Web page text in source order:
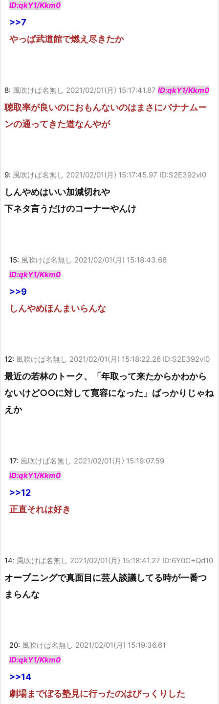
ID:qkY1/Kkm0
>>7
やっぱ武道館で燃え尽きたか
8: 風吹けば名無し 2021/02/01(月) 15:17:41.87 ID:qkY1/Kkm0
聴取率が良いのにおもんないのはまさにバナナムー
ンの通ってきた道なんやが
9: 風吹けば名無し 2021/02/01(月) 15:17:45.97 ID:S2E392vl0
しんやめはいい加減切れや
下ネタ言うだけのコーナーやんけ
15: 風吹けば名無し 2021/02/01(月) 15:18:43.68
ID:qkY1/Kkm0
>>9
しんやめほんまいらんな
12: 風吹けば名無し 2021/02/01(月) 15:18:22.26 ID:S2E392vl0
最近の若林のトーク、「年取って来たからかわから
ないけど○○に対して寛容になった」ばっかりじゃね
えか
17: 風吹けば名無し 2021/02/01(月) 15:19:07.59
ID:qkY1/Kkm0
>>12
正直それは好き
14: 風吹けば名無し 2021/02/01(月) 15:18:41.27 ID:6Y0C+Qd10
オープニングで真面目に芸人談議してる時が一番つ
まらんな
20: 風吹けば名無し 2021/02/01(月) 15:19:36.61
ID:qkY1/Kkm0
>>14
劇場までぼる塾見に行ったのはびっくりした